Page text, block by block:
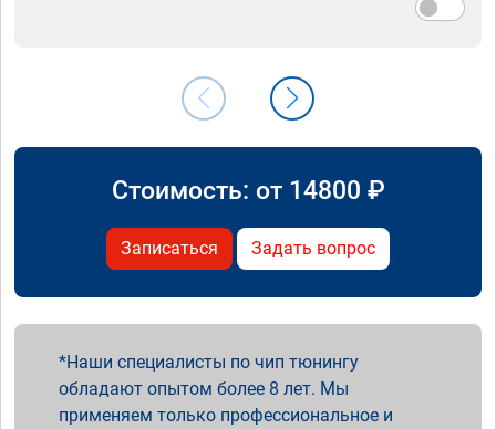
Стоимость: от 14800 ₽
Записаться Задать вопрос
Наши специалисты по чип тюнингу
обладают опытом более 8 лет. Мы
применяем только профессиональное и